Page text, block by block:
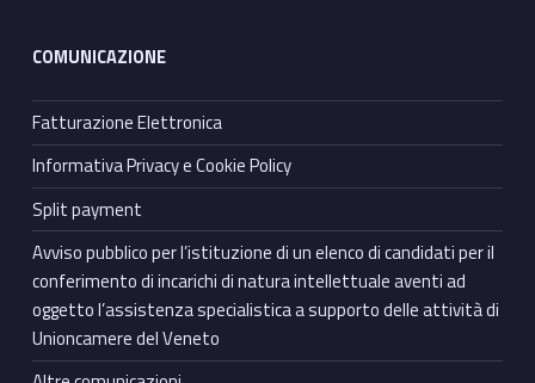
COMUNICAZIONE
Fatturazione Elettronica
Informativa Privacy e Cookie Policy
Split payment
Avviso pubblico per l’istituzione di un elenco di candidati per il
conferimento di incarichi di natura intellettuale aventi ad
oggetto l’assistenza specialistica a supporto delle attività di
Unioncamere del Veneto